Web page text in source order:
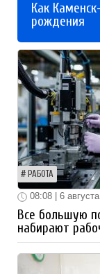
Как
рождения
РАБОТА
08:08 | 6 августа
Все большую
набирают